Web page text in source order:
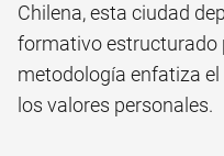
Chilena, esta ciudad
formativo estructurado
metodología enfatiza
los valores personales.